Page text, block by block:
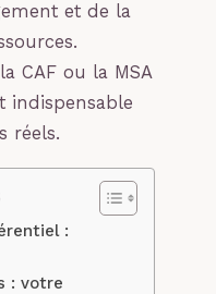
et de la
CAF ou la MSA
indispensable
réels.
:
: votre